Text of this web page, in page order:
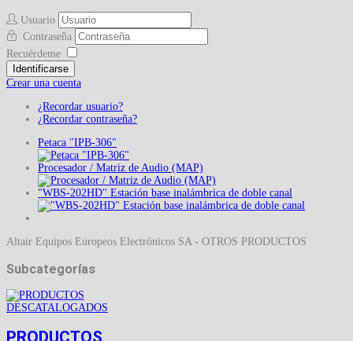
Usuario
Contraseña
Recuérdeme
Identificarse
Crear una cuenta
¿Recordar usuario?
¿Recordar contraseña?
Petaca "IPB-306"
Procesador / Matriz de Audio (MAP)
"WBS-202HD" Estación base inalámbrica de doble canal
Altair Equipos Europeos Electrónicos SA - OTROS PRODUCTOS
Subcategorías